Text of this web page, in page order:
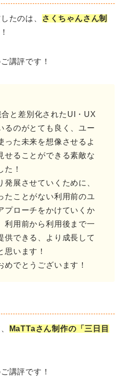
たのは、
さくちゃんさん制
講評です！
と差別化されたUI・UX
るのがとても良く、ユー
った未来を想像させるよ
せることができる素敵な
た！
展させていくために、
たことがない利用前のユ
プローチをかけていくか
利用前から利用後まで一
供できる、より成長して
思います！
めでとうございます！
MaTTaさん制作の「三日目
講評です！